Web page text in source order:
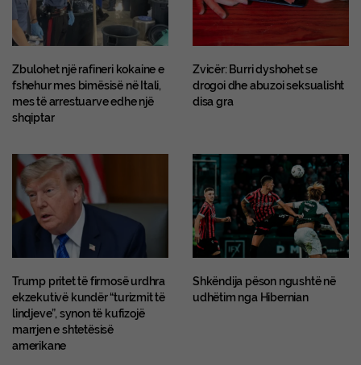
Zbulohet një rafineri kokaine e
fshehur mes bimësisë në Itali,
mes të arrestuarve edhe një
shqiptar
Zvicër: Burri dyshohet se
drogoi dhe abuzoi seksualisht
disa gra
Trump pritet të firmosë urdhra
ekzekutivë kundër “turizmit të
lindjeve”, synon të kufizojë
marrjen e shtetësisë
amerikane
Shkëndija pëson ngushtë në
udhëtim nga Hibernian